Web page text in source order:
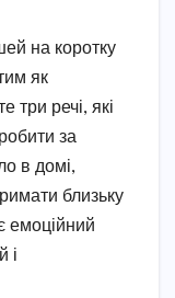
на коротку
як
три речі, які
за
в домі,
близьку
емоційний
і